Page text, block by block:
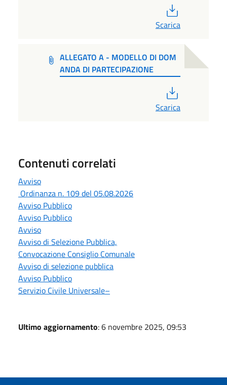
Scarica
ALLEGATO A - MODELLO DI DOM
ANDA DI PARTECIPAZIONE
Scarica
Contenuti correlati
Avviso
Ordinanza n. 109 del 05.08.2026
Avviso Pubblico
Avviso Pubblico
Avviso
Avviso di Selezione Pubblica,
Convocazione Consiglio Comunale
Avviso di selezione pubblica
Avviso Pubblico
Servizio Civile Universale–
Ultimo aggiornamento: 6 novembre 2025, 09:53